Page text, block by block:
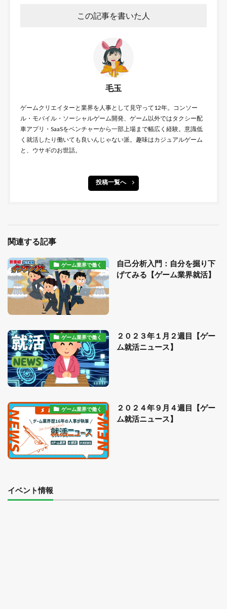
この記事を書いた人
毛玉
ゲームクリエイターと業界を人事として見守って12年。コンソー
ル・モバイル・ソーシャルゲーム開発、ゲーム以外ではタクシー配
車アプリ・SaaSをベンチャーから一部上場まで幅広く経験。意識低
く就活したり働いても良いんじゃない派。趣味はカジュアルゲーム
と、ウサギのお世話。
投稿一覧へ
関連する記事
ゲーム業界で働く
自己分析入門：自分を掘り下
げてみる【ゲーム業界就活】
ゲーム業界で働く
２０２３年１月２週目【ゲー
ム就活ニュース】
ゲーム業界で働く
２０２４年９月４週目【ゲー
ム就活ニュース】
イベント情報